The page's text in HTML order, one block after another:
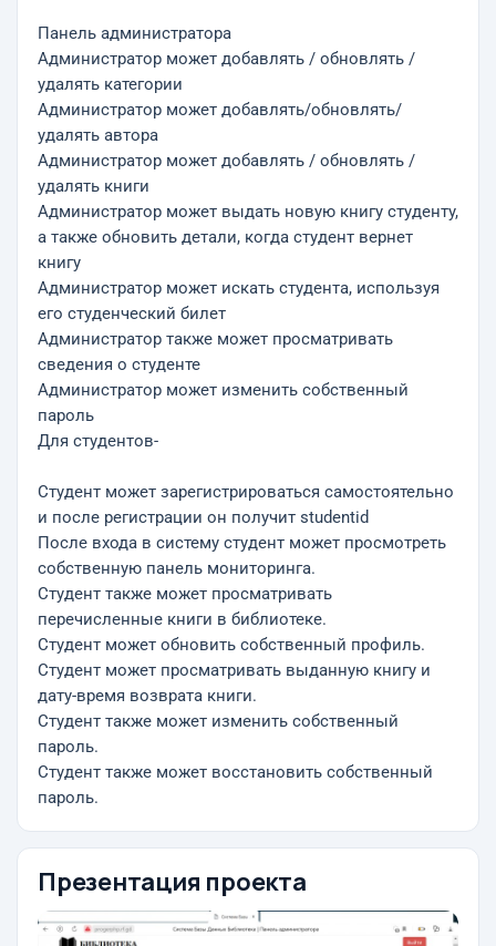
Панель администратора
Администратор может добавлять / обновлять /
удалять категории
Администратор может добавлять/обновлять/
удалять автора
Администратор может добавлять / обновлять /
удалять книги
Администратор может выдать новую книгу студенту,
а также обновить детали, когда студент вернет
книгу
Администратор может искать студента, используя
его студенческий билет
Администратор также может просматривать
сведения о студенте
Администратор может изменить собственный
пароль
Для студентов-
Студент может зарегистрироваться самостоятельно
и после регистрации он получит studentid
После входа в систему студент может просмотреть
собственную панель мониторинга.
Студент также может просматривать
перечисленные книги в библиотеке.
Студент может обновить собственный профиль.
Студент может просматривать выданную книгу и
дату-время возврата книги.
Студент также может изменить собственный
пароль.
Студент также может восстановить собственный
пароль.
Презентация проекта